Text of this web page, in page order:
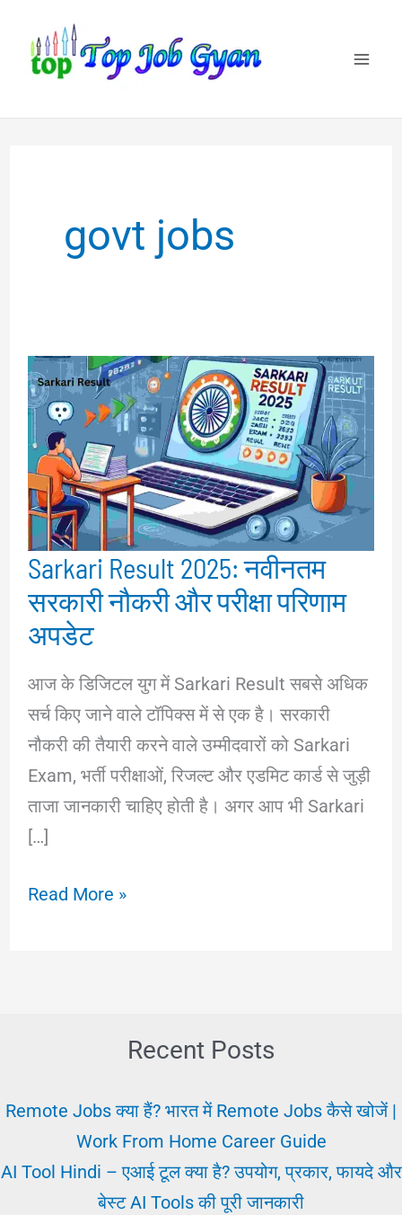
content
govt jobs
Sarkari Result 2025: नवीनतम
सरकारी नौकरी और परीक्षा परिणाम
अपडेट
आज के डिजिटल युग में Sarkari Result सबसे अधिक
सर्च किए जाने वाले टॉपिक्स में से एक है। सरकारी
नौकरी की तैयारी करने वाले उम्मीदवारों को Sarkari
Exam, भर्ती परीक्षाओं, रिजल्ट और एडमिट कार्ड से जुड़ी
ताजा जानकारी चाहिए होती है। अगर आप भी Sarkari
[…]
Sarkari
परीक्षा
अपडेट
Read More »
Recent Posts
Remote Jobs क्या हैं? भारत में Remote Jobs कैसे खोजें |
Work From Home Career Guide
AI Tool Hindi – एआई टूल क्या है? उपयोग, प्रकार, फायदे और
बेस्ट AI Tools की पूरी जानकारी